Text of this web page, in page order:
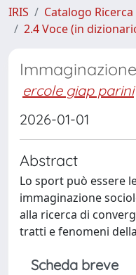
IRIS Catalogo Ricerca
2.4 Voce (in
ercole giap parini
2026-01-01
Abstract
Lo sport può essere
immaginazione
alla ricerca di
tratti e fenomeni
Scheda breve